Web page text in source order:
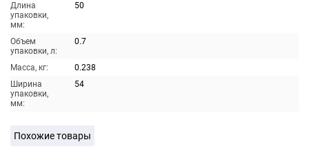
Длина
упаковки,
мм:
50
Объем
упаковки, л:
0.7
Масса, кг:
0.238
Ширина
упаковки,
мм:
54
Похожие товары